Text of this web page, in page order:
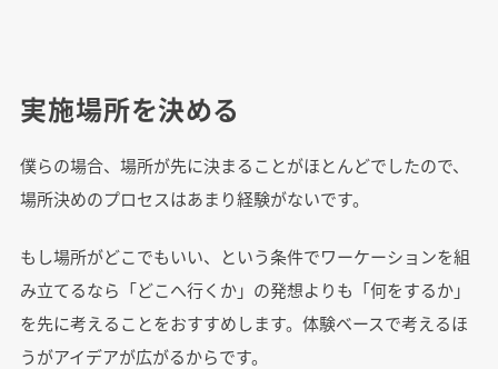
実施場所を決める
僕らの場合、場所が先に決まることがほとんどでしたので、
場所決めのプロセスはあまり経験がないです。
もし場所がどこでもいい、という条件でワーケーションを組
み立てるなら「どこへ行くか」の発想よりも「何をするか」
を先に考えることをおすすめします。体験ベースで考えるほ
うがアイデアが広がるからです。